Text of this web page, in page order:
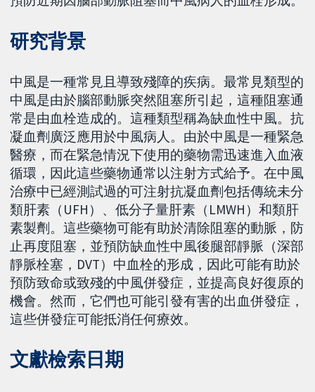
研究背景
中風是一種常見且導致殘障的疾病。最常見類型的
中風是由於腦部動脈突然阻塞所引起，這種阻塞通
常是由血栓造成的。這種類型稱為缺血性中風。抗
凝血劑廣泛應用於中風病人。由於中風是一種緊急
醫療，而在緊急情況下使用的藥物需迅速進入血液
循環，因此這些藥物通常以注射方式給予。在中風
治療中已經測試過的可注射抗凝血劑包括傳統未分
類肝素（UFH）、低分子量肝素（LMWH）和類肝
素製劑。這些藥物可能有助於清除阻塞的動脈，防
止再度阻塞，並預防缺血性中風後腿部靜脈（深部
靜脈栓塞，DVT）中血栓的形成，因此可能有助於
預防致命或致殘的中風併發症，並提高良好復原的
機會。然而，它們也可能引發有害的出血併發症，
這些併發症可能抵消任何療效。
文獻檢索日期